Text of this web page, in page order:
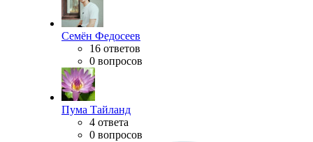
Семён Федосеев
16 ответов
0 вопросов
Пума Тайланд
4 ответа
0 вопросов